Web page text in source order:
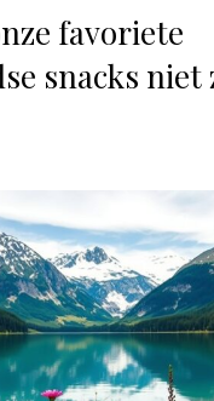
favoriete
snacks niet